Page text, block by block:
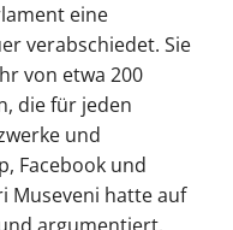
eine
verabschiedet. Sie
von etwa 200
die für jeden
und
Facebook und
Museveni hatte auf